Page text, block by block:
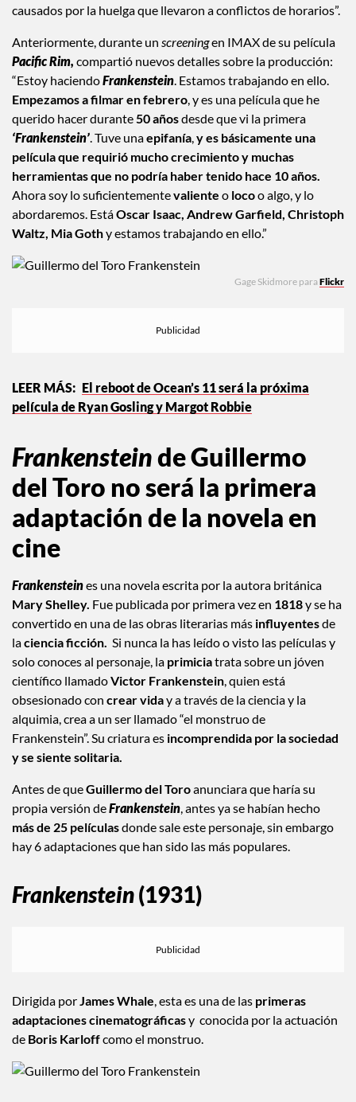
principal Deadlineanunció que hubo “aplazamientos
Anteriormente, durante unscreeningen IMAX de su película
Pacific Rim,compartió nuevos detalles sobre la producción:
“Estoy haciendoFrankenstein. Estamos trabajando en ello.
Empezamos a filmar en febrero, y es una película que he
querido hacer durante50 añosdesde que vi la primera
‘Frankenstein’. Tuve unaepifanía,y es básicamente una
película que requirió mucho crecimiento y muchas
herramientas que no podría haber tenido hace 10 años.
Ahora soy lo suficientementevalienteolocoo algo, y lo
abordaremos. EstáOscar Isaac, Andrew Garfield, Christoph
El reboot de Ocean’s 11 será la próxima
Frankenstein de Guillermo
del Toro no será la primera
adaptación de la novela en
cine
Frankensteines una novela escrita por la autora británica
Mary Shelley.Fue publicada por primera vez en1818y se ha
convertido en una de las obras literarias másinfluyentesde
laciencia ficción.Si nunca la has leído o visto las películas y
solo conoces al personaje, laprimiciatrata sobre un jóven
científico llamadoVictor Frankenstein, quien está
obsesionado concrear viday a través de la ciencia y la
alquimia, crea a un ser llamado “el monstruo de
Frankenstein”. Su criatura es
Antes de queGuillermo del Toroanunciara que haría su
propia versión deFrankenstein, antes ya se habían hecho
más de 25 películas donde sale este personaje, sin embargo
Frankenstein (1931)
Dirigida porJames Whale, esta es una de lasprimeras
adaptaciones cinematográficasy conocida por la actuación